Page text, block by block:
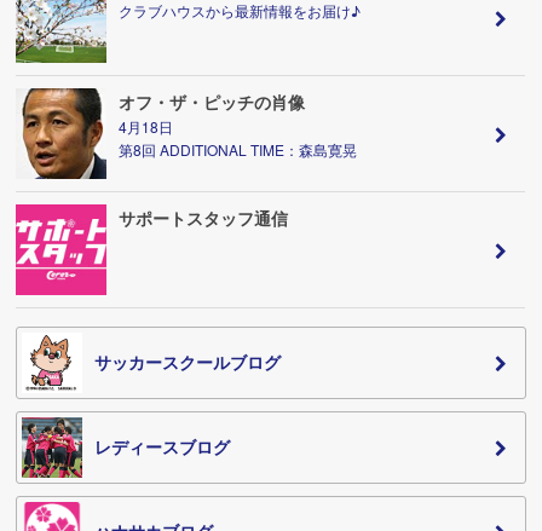
クラブハウスから最新情報をお届け♪
オフ・ザ・ピッチの肖像
4月18日
第8回 ADDITIONAL TIME：森島寛晃
サポートスタッフ通信
サッカースクールブログ
レディースブログ